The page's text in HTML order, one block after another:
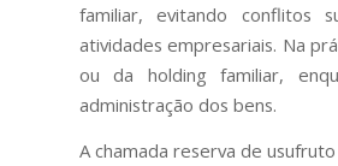
familiar, evitando conflitos
atividades empresariais. Na
ou da holding familiar,
administração dos bens.
A chamada reserva de